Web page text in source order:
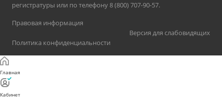
регистратуры или по телефону 8 (800) 707-90-57.
Правовая информация
Политика конфиденциальности
Версия для слабовидящих
Главная
Кабинет